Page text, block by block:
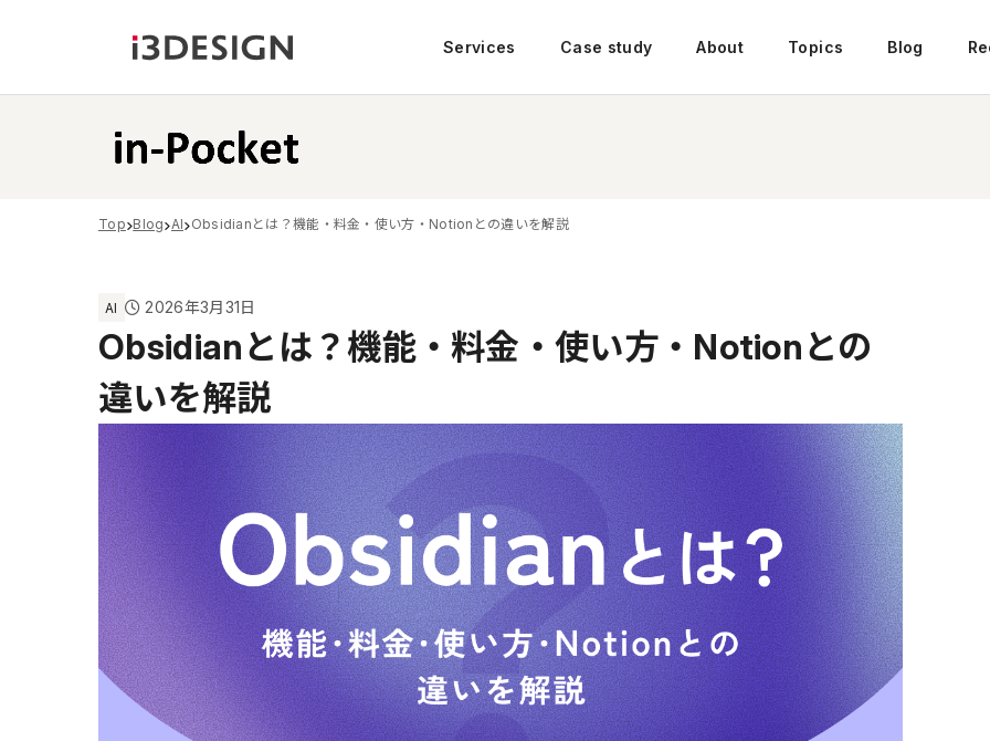
Services Case study About Topics Blog
Top Blog AI Obsidianとは？機能・料金・使い方・Notionとの違いを解説
AI 2026年3月31日
Obsidianとは？機能・料金・使い方・Notionとの
違いを解説